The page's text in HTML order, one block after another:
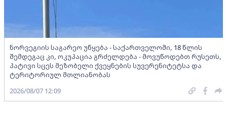
ნორვეგიის საგარეო უწყება - საქართველოში, 18 წლის
შემდეგაც კი, ოკუპაცია გრძელდება - მოვუწოდებთ რუსეთს,
პატივი სცეს მეზობელი ქვეყნების სუვერენიტეტსა და
ტერიტორიულ მთლიანობას
2026/08/07 12:09